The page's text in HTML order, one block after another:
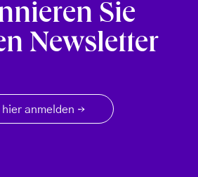
Sie
Newsletter
hier anmelden →